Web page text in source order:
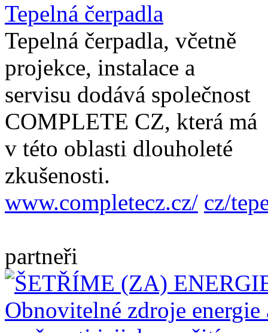
Tepelná čerpadla
Tepelná čerpadla, včetně
projekce, instalace a
servisu dodává společnost
COMPLETE CZ, která má
v této oblasti dlouholeté
zkušenosti.
www.completecz.cz/ cz/
partneři